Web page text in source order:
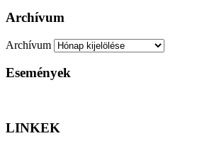
Archívum
Archívum
Események
LINKEK